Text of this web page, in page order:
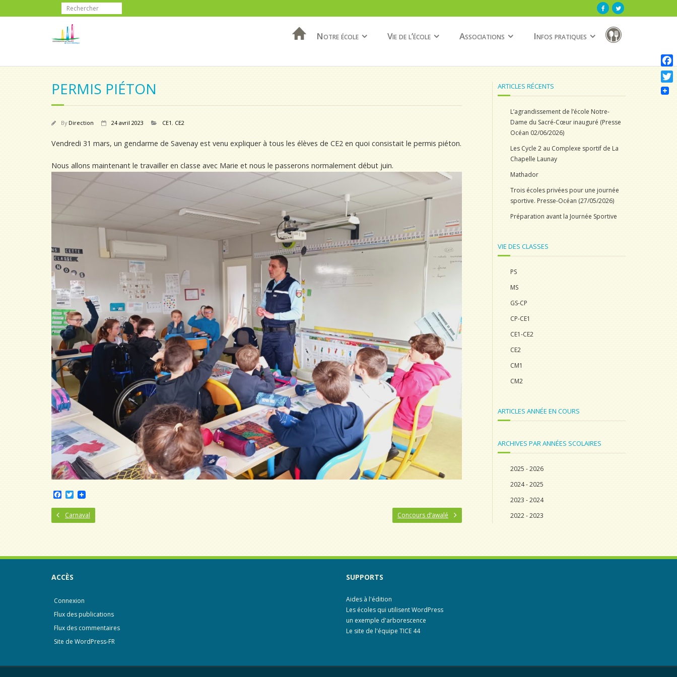
Notre école Vie de l’école Associations Infos pratiques
PERMIS PIÉTON
By Direction 24 avril 2023 CE1, CE2
Vendredi 31 mars, un gendarme de Savenay est venu expliquer à tous les élèves de CE2 en quoi consistait le permis piéton.
Nous allons maintenant le travailler en classe avec Marie et nous le passerons normalement début juin.
c
e
T
i
t
Carnaval Concours d’awalé
ARTICLES RÉCENTS
L’agrandissement de l’école Notre-
Dame du Sacré-Cœur inauguré (Presse
Océan 02/06/2026)
Les Cycle 2 au Complexe sportif de La
Chapelle Launay
Mathador
Trois écoles privées pour une journée
sportive. Presse-Océan (27/05/2026)
Préparation avant la Journée Sportive
VIE DES CLASSES
PS
MS
GS-CP
CP-CE1
CE1-CE2
CE2
CM1
CM2
ARTICLES ANNÉE EN COURS
ARCHIVES PAR ANNÉES SCOLAIRES
2025 - 2026
2024 - 2025
2023 - 2024
2022 - 2023
ACCÈS
Connexion
Flux des publications
Flux des commentaires
Site de WordPress-FR
SUPPORTS
Aides à l'édition
Les écoles qui utilisent WordPress
un exemple d'arborescence
Le site de l'équipe TICE 44
F
a
c
T